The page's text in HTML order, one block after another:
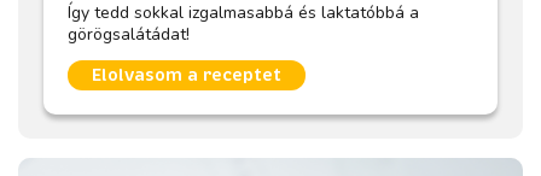
Így tedd sokkal izgalmasabbá és laktatóbbá a
görögsalátádat!
Elolvasom a receptet